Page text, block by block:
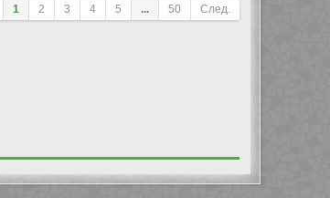
1 2 3 4 5 ... 50 След.
Перейти